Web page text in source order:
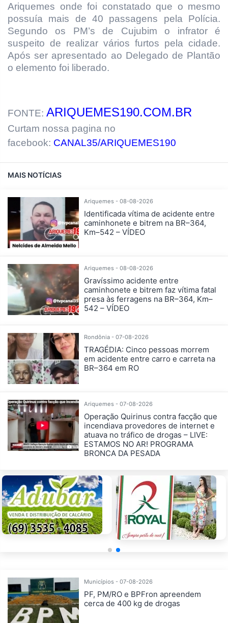
Ariquemes onde foi constatado que o mesmo
possuía mais de 40 passagens pela Polícia.
Segundo os PM’s de Cujubim o infrator é
suspeito de realizar vários furtos pela cidade.
Após ser apresentado ao Delegado de Plantão
o elemento foi liberado.
FONTE: ARIQUEMES190.COM.BR
Curtam nossa pagina no
facebook: CANAL35/ARIQUEMES190
MAIS NOTÍCIAS
Ariquemes - 08-08-2026
Identificada vítima de acidente entre
caminhonete e bitrem na BR–364,
Km–542 – VÍDEO
Ariquemes - 08-08-2026
Gravíssimo acidente entre
caminhonete e bitrem faz vítima fatal
presa às ferragens na BR–364, Km–
542 – VÍDEO
Rondônia - 07-08-2026
TRAGÉDIA: Cinco pessoas morrem
em acidente entre carro e carreta na
BR–364 em RO
Ariquemes - 07-08-2026
Operação Quirinus contra facção que
incendiava provedores de internet e
atuava no tráfico de drogas – LIVE:
ESTAMOS NO AR! PROGRAMA
BRONCA DA PESADA
Municípios - 07-08-2026
PF, PM/RO e BPFron apreendem
cerca de 400 kg de drogas